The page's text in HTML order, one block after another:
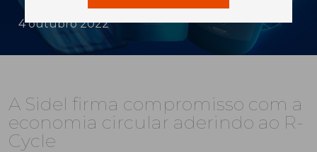
4 outubro 2022
A Sidel firma compromisso com a
economia circular aderindo ao R-
Cycle